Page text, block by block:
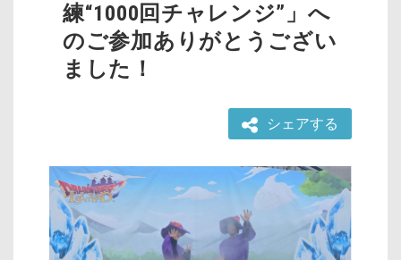
練“1000回チャレンジ”」へ
のご参加ありがとうござい
ました！
シェアする